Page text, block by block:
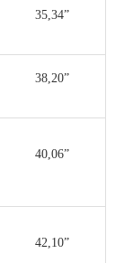
35,34”
38,20”
40,06”
42,10”